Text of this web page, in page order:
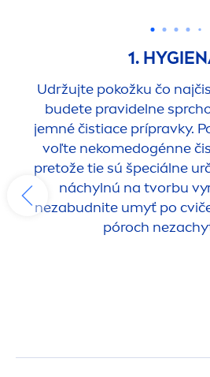
1.
Udržujte pokožku čo
budete pravidelne
jemné čistiace prípravky.
voľte nekomedogénne
pretože tie sú špeciálne
náchylnú na tvorbu
nezabudnite umyť po
póroch